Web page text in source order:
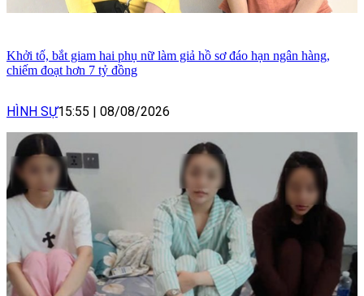
Khởi tố, bắt giam hai phụ nữ làm giả hồ sơ đáo hạn ngân hàng,
chiếm đoạt hơn 7 tỷ đồng
HÌNH SỰ15:55 08/08/2026